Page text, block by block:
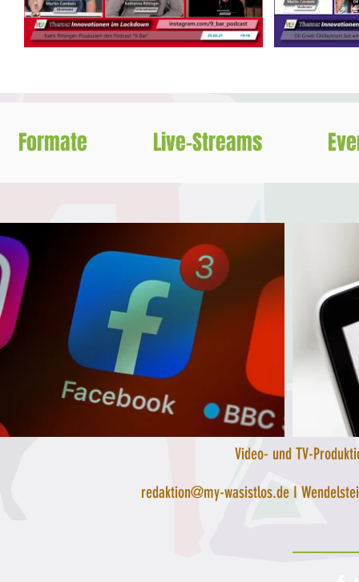
Formate Live-Streams
Video- und TV-
redaktion@my-wasistlos.deI